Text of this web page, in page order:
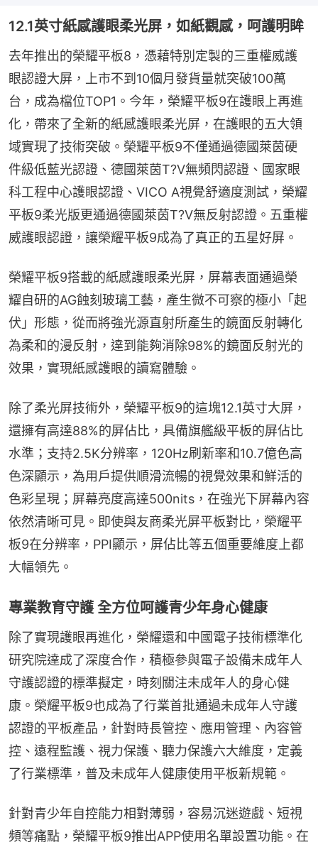
12.1英寸紙感護眼柔光屏，如紙觀感，呵護明眸
去年推出的榮耀平板8，憑藉特別定製的三重權威護
眼認證大屏，上市不到10個月發貨量就突破100萬
台，成為檔位TOP1。今年，榮耀平板9在護眼上再進
化，帶來了全新的紙感護眼柔光屏，在護眼的五大領
域實現了技術突破。榮耀平板9不僅通過德國萊茵硬
件級低藍光認證、德國萊茵T?V無頻閃認證、國家眼
科工程中心護眼認證、VICO A視覺舒適度測試，榮耀
平板9柔光版更通過德國萊茵T?V無反射認證。五重權
威護眼認證，讓榮耀平板9成為了真正的五星好屏。
榮耀平板9搭載的紙感護眼柔光屏，屏幕表面通過榮
耀自研的AG蝕刻玻璃工藝，產生微不可察的極小「起
伏」形態，從而將強光源直射所產生的鏡面反射轉化
為柔和的漫反射，達到能夠消除98%的鏡面反射光的
效果，實現紙感護眼的讀寫體驗。
除了柔光屏技術外，榮耀平板9的這塊12.1英寸大屏，
還擁有高達88%的屏佔比，具備旗艦級平板的屏佔比
水準；支持2.5K分辨率，120Hz刷新率和10.7億色高
色深顯示，為用戶提供順滑流暢的視覺效果和鮮活的
色彩呈現；屏幕亮度高達500nits，在強光下屏幕內容
依然清晰可見。即使與友商柔光屏平板對比，榮耀平
板9在分辨率，PPI顯示，屏佔比等五個重要維度上都
大幅領先。
專業教育守護 全方位呵護青少年身心健康
除了實現護眼再進化，榮耀還和中國電子技術標準化
研究院達成了深度合作，積極參與電子設備未成年人
守護認證的標準擬定，時刻關注未成年人的身心健
康。榮耀平板9也成為了行業首批通過未成年人守護
認證的平板產品，針對時長管控、應用管理、內容管
控、遠程監護、視力保護、聽力保護六大維度，定義
了行業標準，普及未成年人健康使用平板新規範。
針對青少年自控能力相對薄弱，容易沉迷遊戲、短視
頻等痛點，榮耀平板9推出APP使用名單設置功能。在